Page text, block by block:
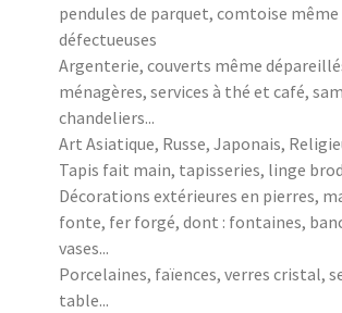
pendules de parquet, comtoise même
défectueuses
Argenterie, couverts même
ménagères, services à thé et café,
chandeliers...
Art Asiatique, Russe, Japonais,
Tapis fait main, tapisseries, linge
Décorations extérieures en pierres,
fonte, fer forgé, dont : fontaines,
vases...
Porcelaines, faïences, verres cristal,
table...